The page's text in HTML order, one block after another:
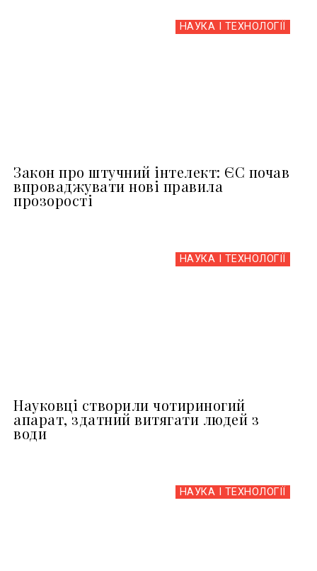
НАУКА І ТЕХНОЛОГІЇ
Закон про штучний інтелект: ЄС почав
впроваджувати нові правила
прозорості
НАУКА І ТЕХНОЛОГІЇ
Науковці створили чотириногий
апарат, здатний витягати людей з
води
НАУКА І ТЕХНОЛОГІЇ